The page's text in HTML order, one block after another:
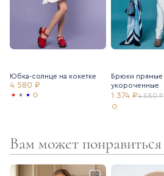
Юбка-солнце на кокетке
4 580 ₽
Брюки прямые
укороченные
1 374 ₽4 580 ₽
Вам может понравиться